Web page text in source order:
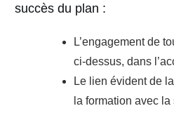
succès du plan :
L’engagement de
ci-dessus, dans
Le lien évident de
la formation avec